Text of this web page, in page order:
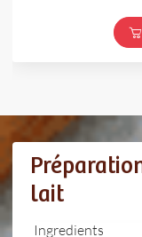
lait
Ingredients